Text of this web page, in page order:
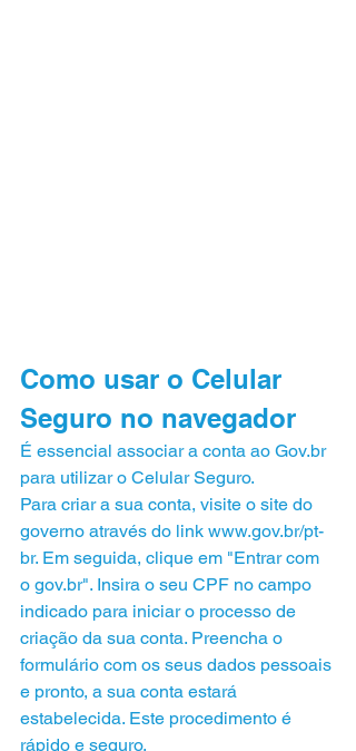
Como usar o Celular
Seguro no navegador
É essencial associar a conta ao Gov.br
para utilizar o Celular Seguro.
Para criar a sua conta, visite o site do
governo através do link www.gov.br/pt-
br. Em seguida, clique em "Entrar com
o gov.br". Insira o seu CPF no campo
indicado para iniciar o processo de
criação da sua conta. Preencha o
formulário com os seus dados pessoais
e pronto, a sua conta estará
estabelecida. Este procedimento é
rápido e seguro.